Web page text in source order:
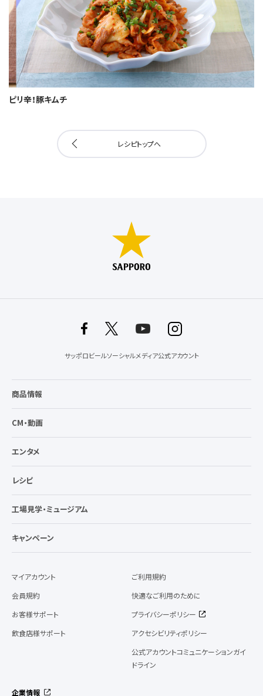
ピリ辛！豚キムチ
レシピトップへ
サッポロビールソーシャルメディア公式アカウント
商品情報
CM・動画
エンタメ
レシピ
工場見学・ミュージアム
キャンペーン
マイアカウント
会員規約
お客様サポート
飲食店様サポート
ご利用規約
快適なご利用のために
プライバシーポリシー
アクセシビリティポリシー
公式アカウントコミュニケーションガイ
ドライン
企業情報